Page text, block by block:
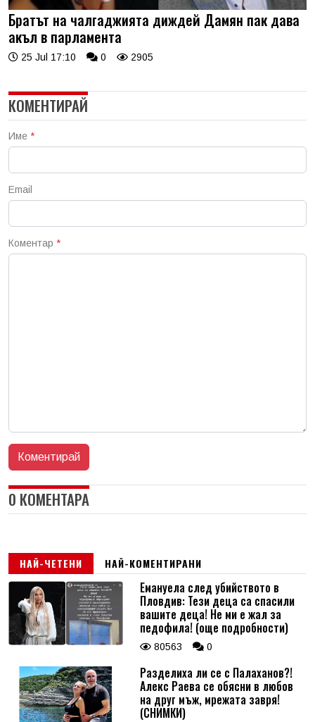
Братът на чалгаджията диждей Дамян пак дава
акъл в парламента
25 Jul 17:10 0 2905
КОМЕНТИРАЙ
Име *
Email
Коментар *
0 КОМЕНТАРА
НАЙ-ЧЕТЕНИ НАЙ-КОМЕНТИРАНИ
Емануела след убийството в
Пловдив: Тези деца са спасили
вашите деца! Не ми е жал за
педофила! (още подробности)
80563 0
Разделиха ли се с Палаханов?!
Алекс Раева се обясни в любов
на друг мъж, мрежата завря!
(СНИМКИ)